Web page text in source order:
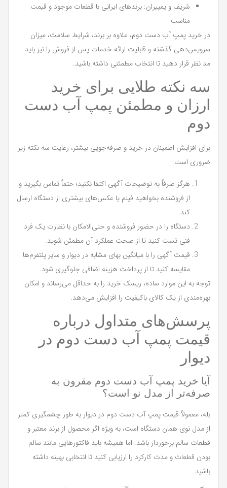
شریف و پمپیران: برندهای ایرانی با قطعات موجود و قیمت
مناسب
در خرید پمپ آب دست دوم، علاوه بر برند، شرایط سلامت، میزان
سرویس‌دهی گذشته و قابلیت ارائه خدمات پس از فروش را نیز باید
مد نظر قرار دهید تا انتخاب مطمئنی داشته باشید.
سه نکته طلایی برای خرید
ارزان و مطمئن پمپ آب دست
دوم
برای افزایش اطمینان در خرید و صرفه‌جویی بیشتر، رعایت سه نکته زیر
ضروری است:
هرگز صرفاً به توضیحات آگهی اکتفا نکنید؛ حتماً تماس بگیرید و
از فروشنده بخواهید فیلم یا عکس‌های بیشتری از دستگاه ارسال
کند.
دستگاه را در حضور فروشنده و حتی‌الامکان با نظارت یک فرد
فنی تست کنید تا از صحت عملکرد آن مطمئن شوید.
قیمت آگهی را با میانگین بهای مشابه در دیوار و سایر پلتفرم‌ها
مقایسه کنید تا از پرداخت هزینه اضافی جلوگیری شود.
توجه به این موارد ساده، ریسک خرید را به حداقل می‌رساند و امکان
بهره‌مندی از یک کالای باکیفیت را افزایش می‌دهد.
پرسش‌های متداول درباره
قیمت پمپ آب دست دوم در
دیوار
آیا خرید پمپ آب دست دوم مقرون به
صرفه‌تر از مدل نو است؟
بله، معمولاً قیمت پمپ آب دست دوم در دیوار به طور چشمگیری کمتر
از مدل نوی همان دستگاه است، به ویژه اگر محصول از برند معتبر و
قطعات سالم برخوردار باشد. اما همیشه باید فاکتورهایی مانند سالم
بودن قطعات و مدت کارکرد را ارزیابی کنید تا انتخابی بهینه داشته
باشید.